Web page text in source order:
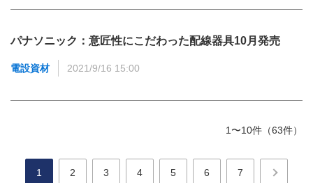
パナソニック：意匠性にこだわった配線器具10月発売
電設資材 2021/9/16 15:00
1〜10件（63件）
1 2 3 4 5 6 7